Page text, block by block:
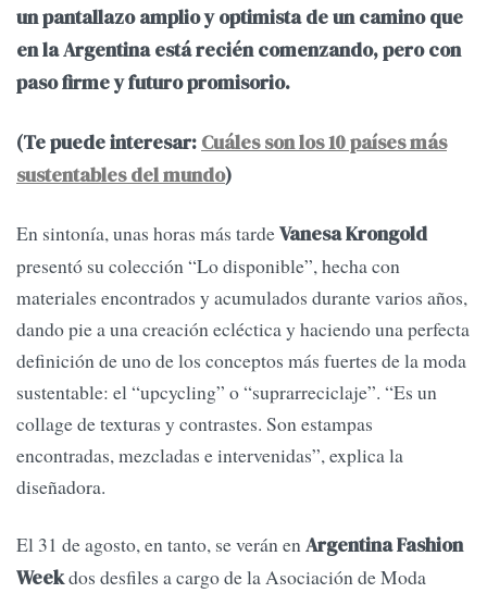
un pantallazo amplio y optimista de un camino que
en la Argentina está recién comenzando, pero con
paso firme y futuro promisorio.
(Te puede interesar: Cuáles son los 10 países más
sustentables del mundo)
En sintonía, unas horas más tardeVanesa Krongold
presentó su colección “Lo disponible”, hecha con
materiales encontrados y acumulados durante varios años,
dando pie a una creación ecléctica y haciendo una perfecta
definición de uno de los conceptos más fuertes de la moda
sustentable: el “upcycling” o “suprarreciclaje”. “Es un
collage de texturas y contrastes. Son estampas
encontradas, mezcladas e intervenidas”, explica la
diseñadora.
El 31 de agosto, en tanto, se verán enArgentina Fashion
Weekdos desfiles a cargo de la Asociación de Moda